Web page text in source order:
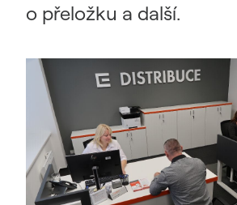
o přeložku a další.